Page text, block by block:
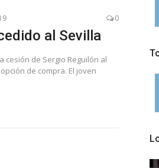
0
al Sevilla
cesión de Sergio Reguilón al
de compra. El joven